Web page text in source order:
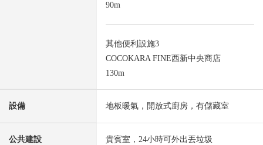
90m
其他便利設施3
COCOKARA FINE西新中央商店
130m
設備 地板暖氣，開放式廚房，有儲藏室
公共建設 貴賓室，24小時可外出丟垃圾